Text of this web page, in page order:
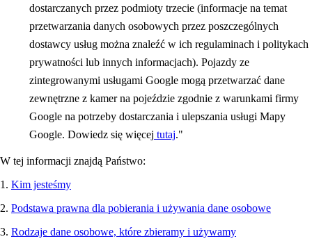
dostarczanych przez podmioty trzecie (informacje na temat
przetwarzania danych osobowych przez poszczególnych
dostawcy usług można znaleźć w ich regulaminach i politykach
prywatności lub innych informacjach). Pojazdy ze
zintegrowanymi usługami Google mogą przetwarzać dane
zewnętrzne z kamer na pojeździe zgodnie z warunkami firmy
Google na potrzeby dostarczania i ulepszania usługi Mapy
Google. Dowiedz się więcej tutaj."
W tej informacji znajdą Państwo:
1. Kim jesteśmy
2. Podstawa prawna dla pobierania i używania dane osobowe
3. Rodzaje dane osobowe, które zbieramy i używamy